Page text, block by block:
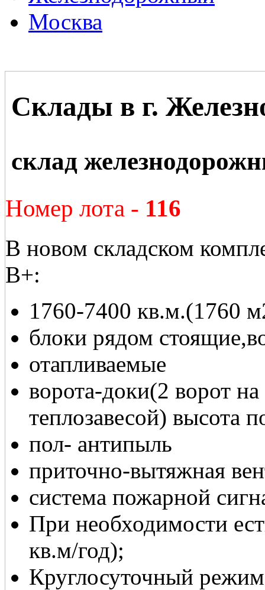
Москва
Склады в г.
склад
Номер лота - 116
В новом складском
В+:
1760-7400 кв.м.(1760
блоки рядом
отапливаемые
ворота-доки(2 ворот
теплозавесой) высота
пол- антипыль
приточно-вытяжная
система пожарной
При необходимости
кв.м/год);
Круглосуточный